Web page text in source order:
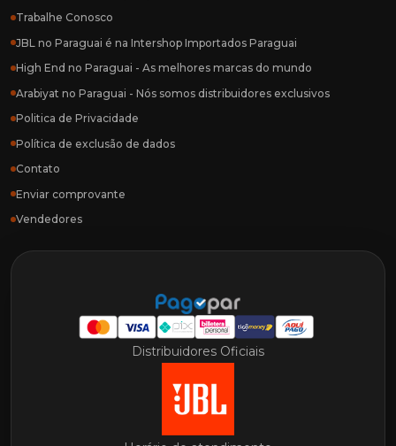
Trabalhe Conosco
JBL no Paraguai é na Intershop Importados Paraguai
High End no Paraguai - As melhores marcas do mundo
Arabiyat no Paraguai - Nós somos distribuidores exclusivos
Politica de Privacidade
Política de exclusão de dados
Contato
Enviar comprovante
Vendedores
Distribuidores Oficiais